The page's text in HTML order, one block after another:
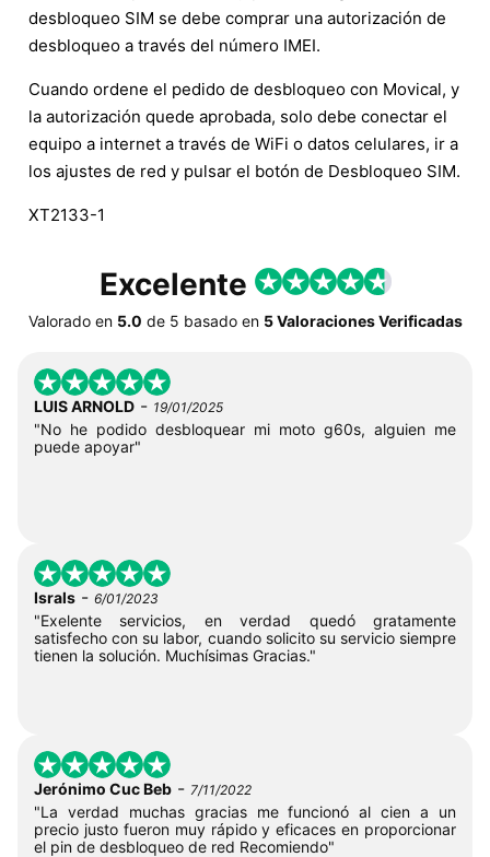
desbloqueo SIM se debe comprar una autorización de
desbloqueo a través del número IMEI.
Cuando ordene el pedido de desbloqueo con Movical, y
la autorización quede aprobada, solo debe conectar el
equipo a internet a través de WiFi o datos celulares, ir a
los ajustes de red y pulsar el botón de Desbloqueo SIM.
XT2133-1
Excelente
Valorado en 5.0 de 5 basado en 5 Valoraciones Verificadas
LUIS ARNOLD - 19/01/2025
"No he podido desbloquear mi moto g60s, alguien me
puede apoyar"
Israls - 6/01/2023
"Exelente servicios, en verdad quedó gratamente
satisfecho con su labor, cuando solicito su servicio siempre
tienen la solución. Muchísimas Gracias."
Jerónimo Cuc Beb - 7/11/2022
"La verdad muchas gracias me funcionó al cien a un
precio justo fueron muy rápido y eficaces en proporcionar
el pin de desbloqueo de red Recomiendo"